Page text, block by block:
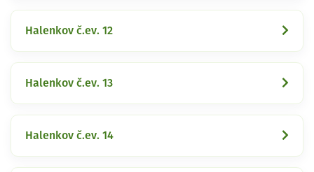
Halenkov č.ev. 12
Halenkov č.ev. 13
Halenkov č.ev. 14